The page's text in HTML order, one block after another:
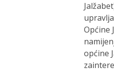
Općine
općine